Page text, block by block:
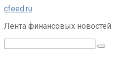
Перейти
контенту
cfeed.ru
Лента финансовых новостей